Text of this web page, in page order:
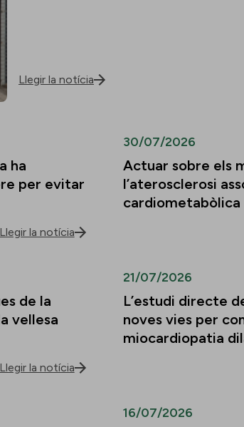
Llegir la notícia
ha
per evitar
Llegir la notícia
30/07/2026
Actuar sobre els
l’aterosclerosi
cardiometabòlica
de la
vellesa
Llegir la notícia
21/07/2026
L’estudi directe
noves vies per
miocardiopatia
16/07/2026